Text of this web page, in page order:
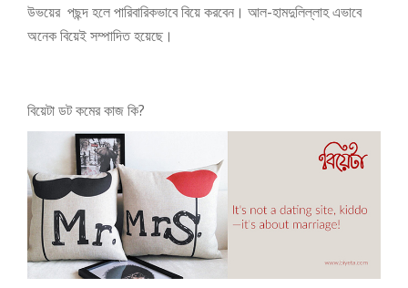
উভয়ের পছন্দ হলে পারিবারিকভাবে বিয়ে করবেন। আল-হামদুলিল্লাহ এভাবে
অনেক বিয়েই সম্পাদিত হয়েছে।
বিয়েটা ডট কমের কাজ কি?